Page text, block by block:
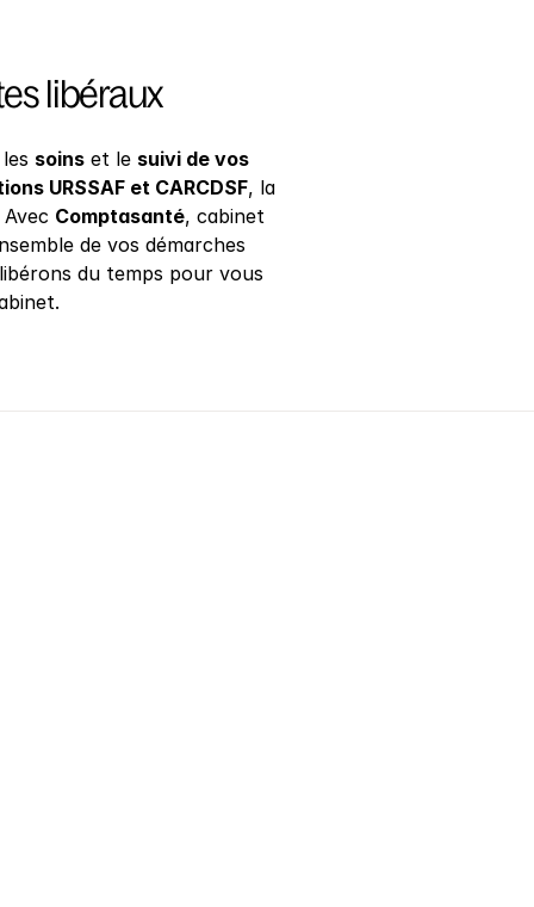
libéraux
soins et le suivi de vos
URSSAF et CARCDSF
, la
Comptasanté, cabinet
de vos démarches
du temps pour vous